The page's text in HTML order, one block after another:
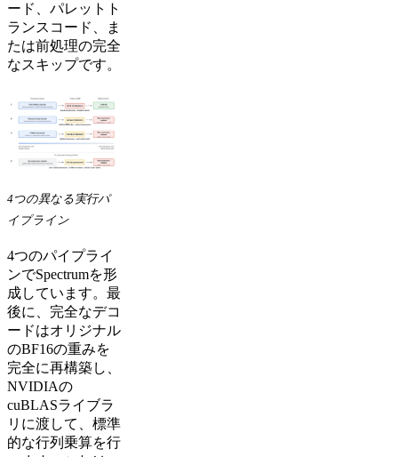
ード、パレットト
ランスコード、ま
たは前処理の完全
なスキップです。
4つの異なる実行パ
イプライン
4つのパイプライ
ンでSpectrumを形
成しています。最
後に、完全なデコ
ードはオリジナル
のBF16の重みを
完全に再構築し、
NVIDIAの
cuBLASライブラ
リに渡して、標準
的な行列乗算を行